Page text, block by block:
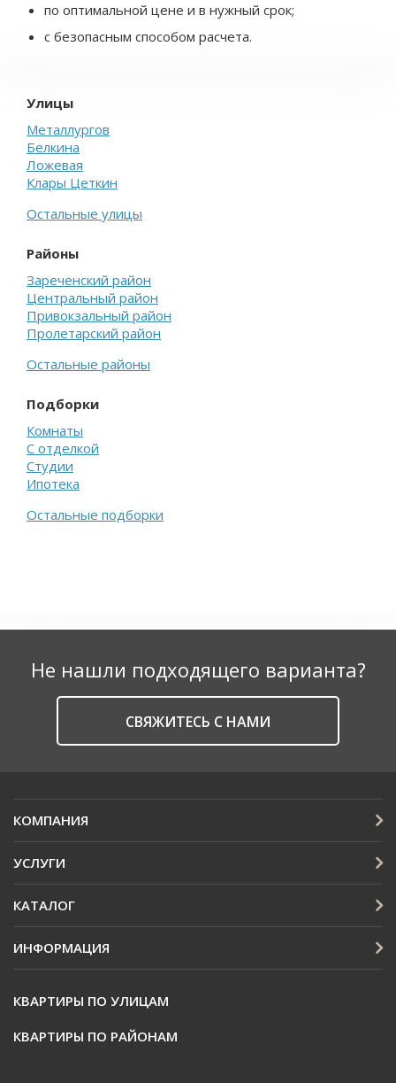
по оптимальной цене и в нужный срок;
с безопасным способом расчета.
Улицы
Металлургов
Белкина
Ложевая
Клары Цеткин
Остальные улицы
Районы
Зареченский район
Центральный район
Привокзальный район
Пролетарский район
Остальные районы
Подборки
Комнаты
С отделкой
Студии
Ипотека
Остальные подборки
Не нашли подходящего варианта?
CВЯЖИТЕСЬ С НАМИ
КОМПАНИЯ
УСЛУГИ
КАТАЛОГ
ИНФОРМАЦИЯ
КВАРТИРЫ ПО УЛИЦАМ
КВАРТИРЫ ПО РАЙОНАМ